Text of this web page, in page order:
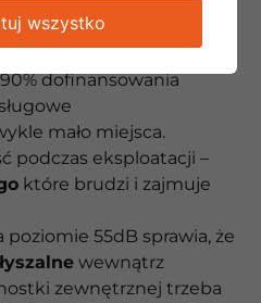
rządowymmożna
dofinansowania
mało miejsca.
podczas eksploatacji –
które brudzi i zajmuje
poziomie 55dB sprawia, że
wewnątrz
zewnętrznej trzeba
wszystko